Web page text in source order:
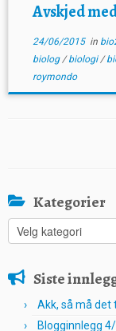
Avskjed
24/06/2015in
biolog/biologi/
roymondo
Kategorier
Kategorier
Siste
Akk, så må det
Blogginnlegg